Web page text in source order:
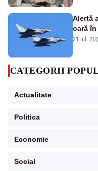
Alertă
oară în
31 iul.
CATEGORII
Actualitate
Politica
Economie
Social